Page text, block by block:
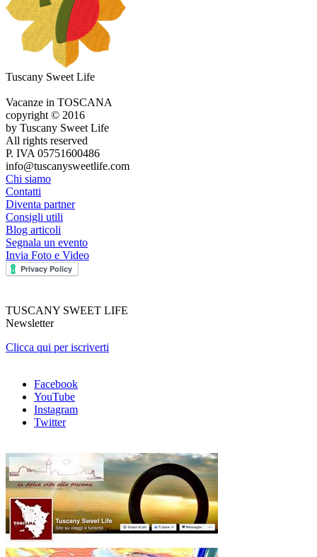
Tuscany Sweet Life
Vacanze in TOSCANA
copyright © 2016
by Tuscany Sweet Life
All rights reserved
P. IVA 05751600486
info@tuscanysweetlife.com
Chi siamo
Contatti
Diventa partner
Consigli utili
Blog articoli
Segnala un evento
Invia Foto e Video
TUSCANY SWEET LIFE
Newsletter
Clicca qui per iscriverti
Facebook
YouTube
Instagram
Twitter